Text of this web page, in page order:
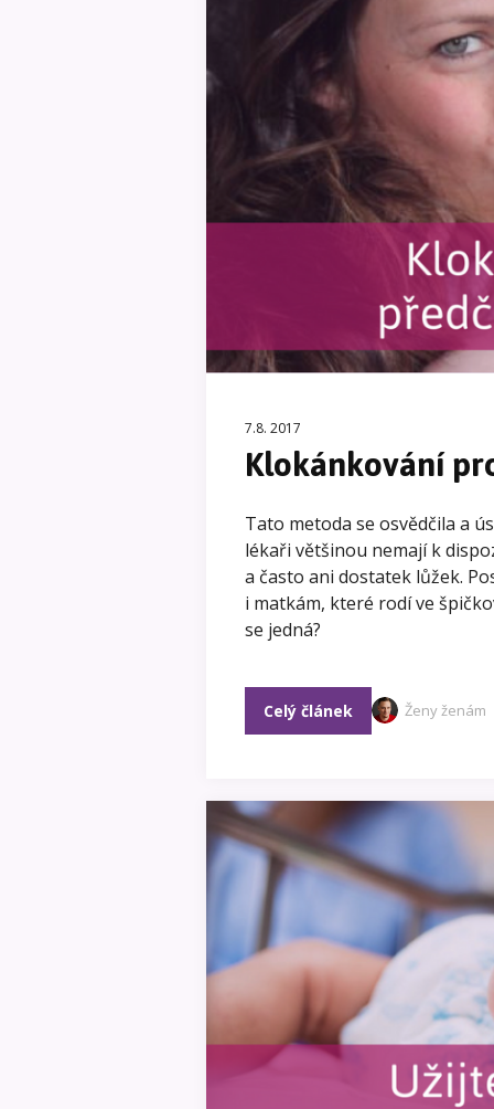
7.8. 2017
Klokánkování
Tato metoda se osvědčila a
lékaři většinou nemají k
a často ani dostatek lůžek.
i matkám, které rodí ve
se jedná?
Celý článek Ženy ženám